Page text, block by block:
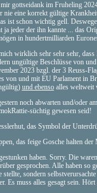
gottseidank im Fruheling
eine korrekt gültige
ist schon wichtig gell.
jeder der ihn kannte ... das
in hundertmilliarden
wirklich sehr sehr sehr,
ungültige Beschlüsse von
2023 bzgl. der 3 Reuss-
und mit EU Parlament in
und ebensoalles weltweit
noch abwarten und/oder
süchtig gewesen seid!
das Symbol der
das feige Gosche halten der
haben. Sorry. Die
gesprochen. Alle haben so
sondern
Es muss alles gesagt sein.